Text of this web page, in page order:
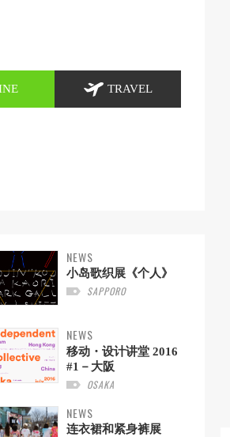
TRAVEL
NEWS
小岛歌织展《个人》
SAPPORO
NEWS
移动・设计讲堂 2016
#1－大阪
OSAKA
NEWS
连衣裙和紧身裤展